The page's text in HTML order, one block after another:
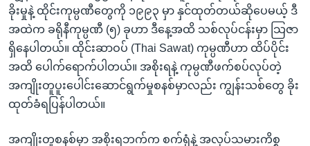
ခိုးမှုနဲ့ ထိုင်းကုမ္ပဏီတွေကို ၁၉၉၃ မှာ နှင်ထုတ်တယ်ဆိုပေမယ့် ဒီ
အထဲက ခရိုနီကုမ္ပဏီ (၅) ခုဟာ ဒီနေ့အထိ သစ်လုပ်ငန်းမှာ သြဇာ
ရှိနေပါတယ်။ ထိုင်းဆာဝပ် (Thai Sawat) ကုမ္ပဏီဟာ ထိပ်ပိုင်း
အထိ ပေါက်ရောက်ပါတယ်။ အစိုးရနဲ့ ကုမ္ပဏီဖက်စပ်လုပ်တဲ့
အကျိုးတူပူးပေါင်းဆောင်ရွက်မှုစနစ်မှာလည်း ကျွန်းသစ်တွေ ခိုး
ထုတ်ခံရပြန်ပါတယ်။
အကျိုးတူစနစ်မှာ အစိုးရဘက်က စက်ရုံနဲ့ အလုပ်သမားကိစ္စ